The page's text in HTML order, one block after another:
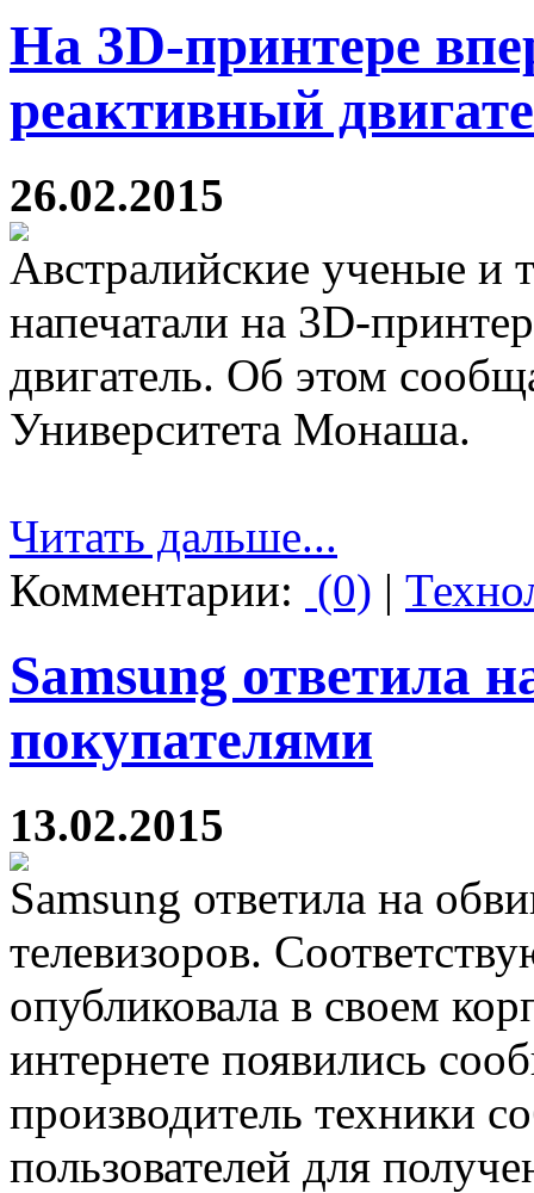
На 3D-принтере
реактивный
26.02.2015
Австралийские ученые и
напечатали на 3D-
двигатель. Об этом
Университета Монаша.
Читать дальше...
Комментарии: (0) |
Samsung ответила
покупателями
13.02.2015
Samsung ответила на
телевизоров.
опубликовала в своем
интернете появились
производитель техники
пользователей для